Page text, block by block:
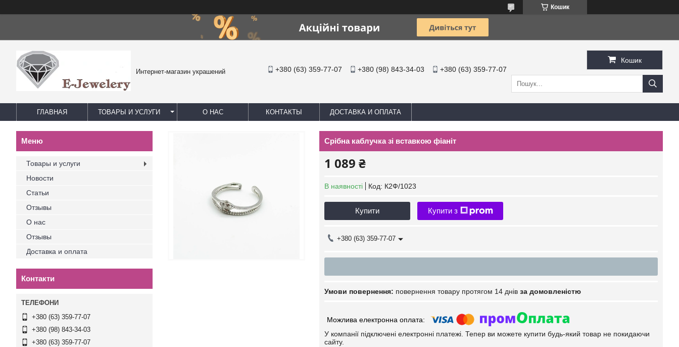
Кошик
Интернет-магазин украшений +380 (63) 359-77-07 +380 (98) 843-34-03 +380 (63) 359-77-07
Кошик
ГЛАВНАЯ ТОВАРЫ И УСЛУГИ О НАС КОНТАКТЫ ДОСТАВКА И ОПЛАТА
Срібна каблучка зі вставкою фіаніт
1 089 ₴
В наявності Код: К2Ф/1023
Купити Купити з
+380 (63) 359-77-07
повернення товару протягом 14 днів за домовленістю
У компанії підключені електронні платежі. Тепер ви можете купити будь-який товар не покидаючи
сайту.
Товары и услуги
Новости
Статьи
Отзывы
О нас
Отзывы
Доставка и оплата
Контакти
+380 (63) 359-77-07
+380 (98) 843-34-03
+380 (63) 359-77-07